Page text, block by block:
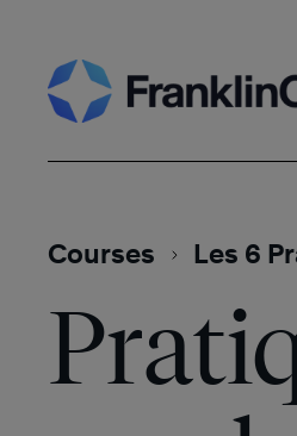
to
content
Courses Les 6